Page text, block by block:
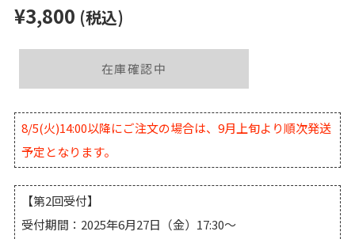
¥3,800 (税込)
在庫確認中
8/5(火)14:00以降にご注文の場合は、9月上旬より順次発送
予定となります。
【第2回受付】
受付期間：2025年6月27日（金）17:30～